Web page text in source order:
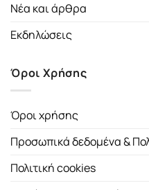
Νέα και άρθρα
Εκδηλώσεις
Όροι Χρήσης
Όροι χρήσης
Προσωπικά δεδομένα &
Πολιτική cookies